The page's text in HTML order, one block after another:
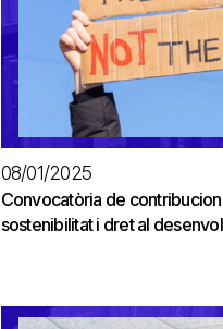
08/01/2025
Convocatòria de
sostenibilitat i dret al